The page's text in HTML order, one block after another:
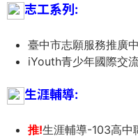
THE
TOMORROW
PUTTING
ON
PATH
志工系列:
臺中市志願服務推廣
iYouth青少年國際交
生涯輔導:
推!生涯輔導-103高中